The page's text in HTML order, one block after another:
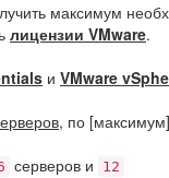
максимум
лицензии VMware.
и VMware
, по [максимум]
серверов и 12